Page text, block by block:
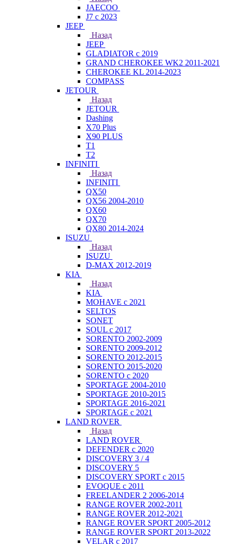
JAECOO
J7 с 2023
JEEP
Назад
JEEP
GLADIATOR с 2019
GRAND CHEROKEE WK2 2011-2021
CHEROKEE KL 2014-2023
COMPASS
JETOUR
Назад
JETOUR
Dashing
X70 Plus
X90 PLUS
T1
T2
INFINITI
Назад
INFINITI
QX50
QX56 2004-2010
QX60
QX70
QX80 2014-2024
ISUZU
Назад
ISUZU
D-MAX 2012-2019
KIA
Назад
KIA
MOHAVE с 2021
SELTOS
SONET
SOUL с 2017
SORENTO 2002-2009
SORENTO 2009-2012
SORENTO 2012-2015
SORENTO 2015-2020
SORENTO с 2020
SPORTAGE 2004-2010
SPORTAGE 2010-2015
SPORTAGE 2016-2021
SPORTAGE с 2021
LAND ROVER
Назад
LAND ROVER
DEFENDER с 2020
DISCOVERY 3 / 4
DISCOVERY 5
DISCOVERY SPORT с 2015
EVOQUE с 2011
FREELANDER 2 2006-2014
RANGE ROVER 2002-2011
RANGE ROVER 2012-2021
RANGE ROVER SPORT 2005-2012
RANGE ROVER SPORT 2013-2022
VELAR с 2017